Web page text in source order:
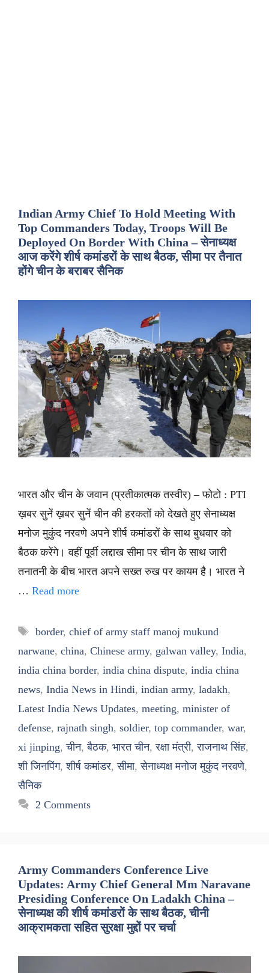
Indian Army Chief To Hold Meeting With
Top Commanders Today, Troops Will Be
Deployed On Border With China – सेनाध्यक्ष
आज करेंगे शीर्ष कमांडरों के साथ बैठक, सीमा पर तैनात
होंगे चीन के बराबर सैनिक
भारत और चीन के जवान (प्रतीकात्मक तस्वीर) – फोटो : PTI
ख़बर सुनें ख़बर सुनें चीन की हरकतों को देखते हुए सेनाध्यक्ष
मनोज मुकुंद नरवणे अपने शीर्ष कमांडरों के साथ बुधवार को
बैठक करेंगे। वहीं पूर्वी लद्दाख सीमा पर चीन के साथ जारी
तनातनी के बीच भारत अपने सख्त रुख पर कायम है। भारत ने
… Read more
Tags
border, chief of army staff manoj mukund
narwane, china, Chinese army, galwan valley, India,
india china border, india china dispute, india china
news, India News in Hindi, indian army, ladakh,
Latest India News Updates, meeting, minister of
defense, rajnath singh, soldier, top commander, war,
xi jinping,चीन,बैठक, भारत चीन,रक्षा मंत्री,राजनाथ सिंह,
शी जिनपिंग,शीर्ष कमांडर,सीमा,सेनाध्यक्ष मनोज मुकुंद नरवणे,
सैनिक
2 Comments
Army Commanders Conference Live
Updates: Army Chief General Mm Naravane
Presiding Conference On Ladakh China –
सेनाध्यक्ष की शीर्ष कमांडरों के साथ बैठक, चीनी
आक्रामकता सहित सुरक्षा मुद्दों पर चर्चा